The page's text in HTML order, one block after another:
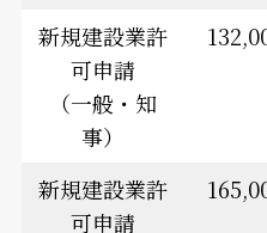
新規建設業許
可申請
（一般・知
事）
新規建設業許
可申請